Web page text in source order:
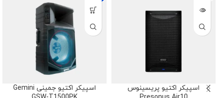
اسپیکر اکتیو پریسینوس
اسپیکر اکتیو جمینی Gemini